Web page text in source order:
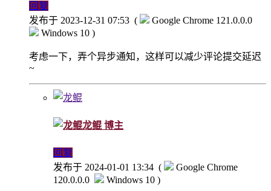
回复
发布于 2023-12-31 07:53 (
Google Chrome 121.0.0.0
Windows 10 )
考虑一下，弄个异步通知，这样可以减少评论提交延迟
~
龙鲲 博主
回复
发布于 2024-01-01 13:34 (
Google Chrome
120.0.0.0
Windows 10 )